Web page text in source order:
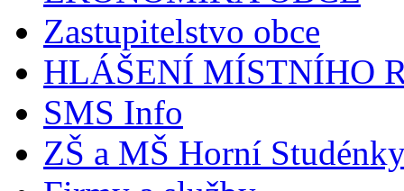
Zastupitelstvo obce
HLÁŠENÍ MÍSTNÍHO
SMS Info
ZŠ a MŠ Horní